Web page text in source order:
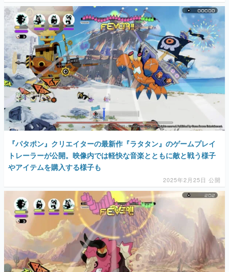
『パタポン』クリエイターの最新作『ラタタン』のゲームプレイ
トレーラーが公開。映像内では軽快な音楽とともに敵と戦う様子
やアイテムを購入する様子も
2025年2月25日 公開